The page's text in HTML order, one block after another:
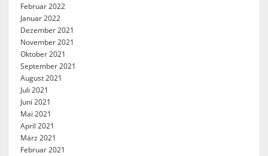
Februar 2022
Januar 2022
Dezember 2021
November 2021
Oktober 2021
September 2021
August 2021
Juli 2021
Juni 2021
Mai 2021
April 2021
März 2021
Februar 2021